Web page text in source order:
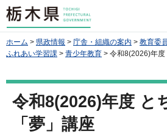
栃木県
ホーム > 県政情報 > 庁舎・組織の案内 > 教育委
ふれあい学習課 > 青少年教育 > 令和8(2026)年
令和8(2026)年度 と
「夢」講座